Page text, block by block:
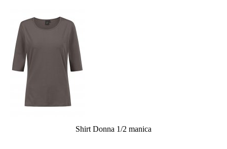
Shirt Donna 1/2 manica